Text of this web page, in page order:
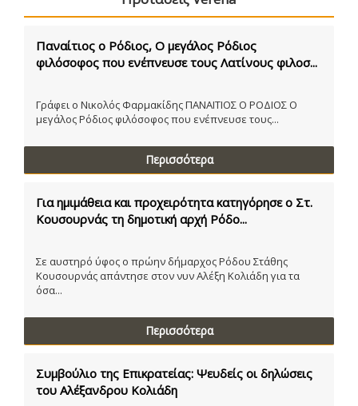
Παναίτιος ο Ρόδιος, Ο μεγάλος Ρόδιος
φιλόσοφος που ενέπνευσε τους Λατίνους φιλοσ...
Γράφει ο Νικολός Φαρμακίδης ΠΑΝΑΙΤΙΟΣ Ο ΡΟΔΙΟΣ Ο
μεγάλος Ρόδιος φιλόσοφος που ενέπνευσε τους...
Περισσότερα
Για ημιμάθεια και προχειρότητα κατηγόρησε ο Στ.
Κουσουρνάς τη δημοτική αρχή Ρόδο...
Σε αυστηρό ύφος ο πρώην δήμαρχος Ρόδου Στάθης
Κουσουρνάς απάντησε στον νυν Αλέξη Κολιάδη για τα
όσα...
Περισσότερα
Συμβούλιο της Επικρατείας: Ψευδείς οι δηλώσεις
του Αλέξανδρου Κολιάδη